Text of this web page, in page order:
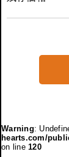
Warning:
hearts.com/
on line120